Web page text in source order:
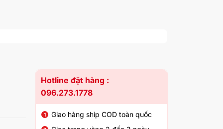
Hotline đặt hàng :
096.273.1778
Giao hàng ship COD toàn quốc